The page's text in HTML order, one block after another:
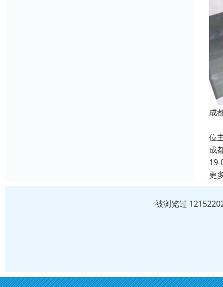
成
位
成
19-
更
被浏览过